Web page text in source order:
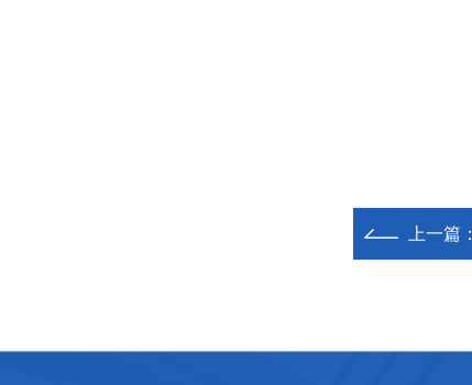
上一篇：